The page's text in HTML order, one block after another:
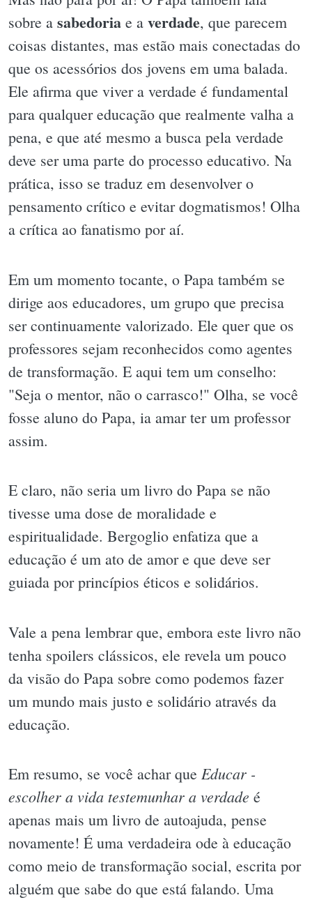
sobre a sabedoria e a verdade, que parecem
coisas distantes, mas estão mais conectadas do
que os acessórios dos jovens em uma balada.
Ele afirma que viver a verdade é fundamental
para qualquer educação que realmente valha a
pena, e que até mesmo a busca pela verdade
deve ser uma parte do processo educativo. Na
prática, isso se traduz em desenvolver o
pensamento crítico e evitar dogmatismos! Olha
a crítica ao fanatismo por aí.
Em um momento tocante, o Papa também se
dirige aos educadores, um grupo que precisa
ser continuamente valorizado. Ele quer que os
professores sejam reconhecidos como agentes
de transformação. E aqui tem um conselho:
"Seja o mentor, não o carrasco!" Olha, se você
fosse aluno do Papa, ia amar ter um professor
assim.
E claro, não seria um livro do Papa se não
tivesse uma dose de moralidade e
espiritualidade. Bergoglio enfatiza que a
educação é um ato de amor e que deve ser
guiada por princípios éticos e solidários.
Vale a pena lembrar que, embora este livro não
tenha spoilers clássicos, ele revela um pouco
da visão do Papa sobre como podemos fazer
um mundo mais justo e solidário através da
educação.
Em resumo, se você achar que Educar -
escolher a vida testemunhar a verdade é
apenas mais um livro de autoajuda, pense
novamente! É uma verdadeira ode à educação
como meio de transformação social, escrita por
alguém que sabe do que está falando. Uma